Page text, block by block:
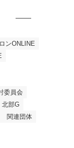
ンONLINE
委員会
北部G
関連団体